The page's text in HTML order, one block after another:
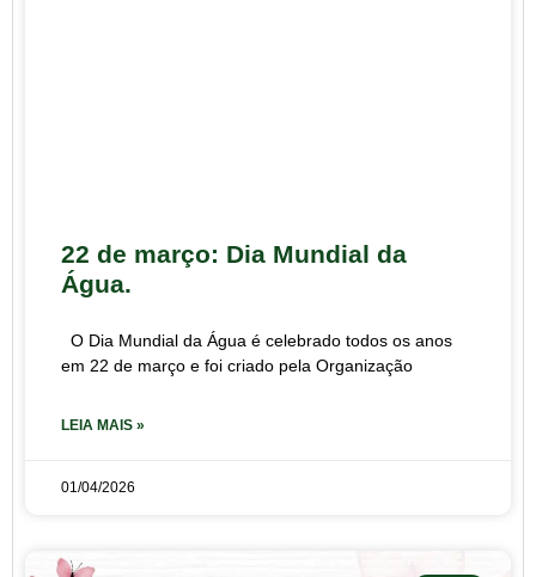
22 de março: Dia Mundial da
Água.
O Dia Mundial da Água é celebrado todos os anos
em 22 de março e foi criado pela Organização
LEIA MAIS »
01/04/2026